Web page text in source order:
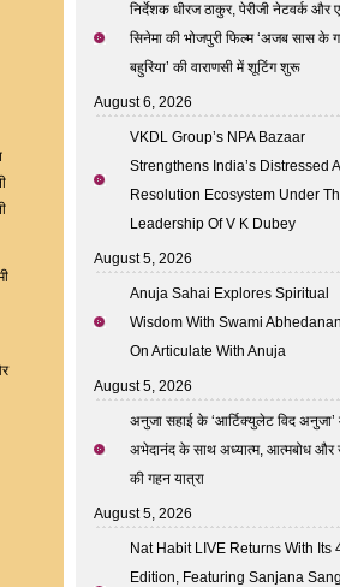
निर्देशक धीरज ठाकुर, पेरीजी नेटवर्क और
सिनेमा की भोजपुरी फिल्म ‘अजब सास के
बहुरिया’ की वाराणसी में शूटिंग शुरू
August 6, 2026
VKDL Group’s NPA Bazaar
Strengthens India’s Distressed
Resolution Ecosystem Under
Leadership Of V K Dubey
August 5, 2026
Anuja Sahai Explores Spiritual
Wisdom With Swami
On Articulate With Anuja
August 5, 2026
अनुजा सहाई के ‘आर्टिक्युलेट विद अनुजा’
अभेदानंद के साथ अध्यात्म, आत्मबोध और
की गहन यात्रा
August 5, 2026
Nat Habit LIVE Returns With Its
Edition, Featuring Sanjana